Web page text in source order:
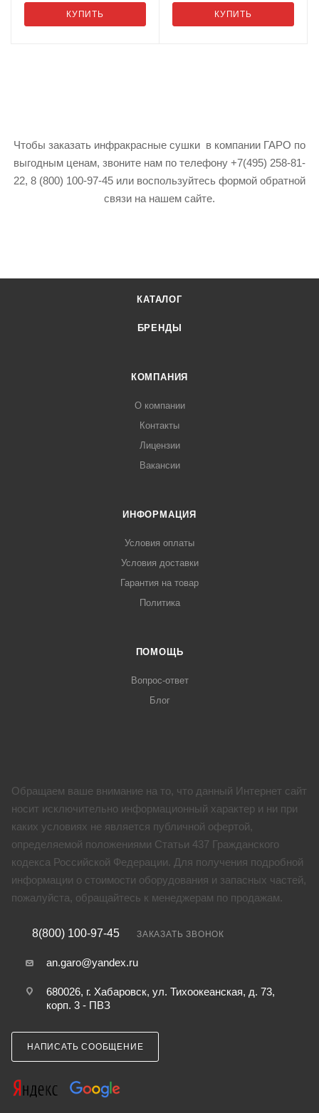
КУПИТЬ КУПИТЬ
Чтобы заказать инфракрасные сушки в компании ГАРО по
выгодным ценам, звоните нам по телефону +7(495) 258-81-
22, 8 (800) 100-97-45 или воспользуйтесь формой обратной
связи на нашем сайте.
КАТАЛОГ
БРЕНДЫ
КОМПАНИЯ
О компании
Контакты
Лицензии
Вакансии
ИНФОРМАЦИЯ
Условия оплаты
Условия доставки
Гарантия на товар
Политика
ПОМОЩЬ
Вопрос-ответ
Блог
Обращаем ваше внимание на то, что данный Интернет сайт
носит исключительно информационный характер и ни при
каких условиях не является публичной офертой,
определяемой положениями Статьи 437 Гражданского
кодекса Российской Федерации. Для получения подробной
информации о стоимости оборудования и запасных частей,
пожалуйста, обращайтесь к менеджерам по продажам.
8(800) 100-97-45 ЗАКАЗАТЬ ЗВОНОК
an.garo@yandex.ru
680026, г. Хабаровск, ул. Тихоокеанская, д. 73,
корп. 3 - ПВЗ
НАПИСАТЬ СООБЩЕНИЕ